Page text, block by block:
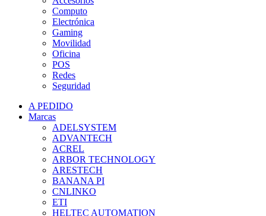
Computo
Electrónica
Gaming
Movilidad
Oficina
POS
Redes
Seguridad
A PEDIDO
Marcas
ADELSYSTEM
ADVANTECH
ACREL
ARBOR TECHNOLOGY
ARESTECH
BANANA PI
CNLINKO
ETI
HELTEC AUTOMATION